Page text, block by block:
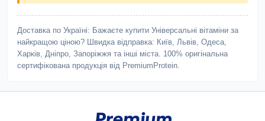
Доставка по Україні: Бажаєте купити Універсальні вітаміни за
найкращою ціною? Швидка відправка: Київ, Львів, Одеса,
Харків, Дніпро, Запоріжжя та інші міста. 100% оригінальна
сертифікована продукція від PremiumProtein.